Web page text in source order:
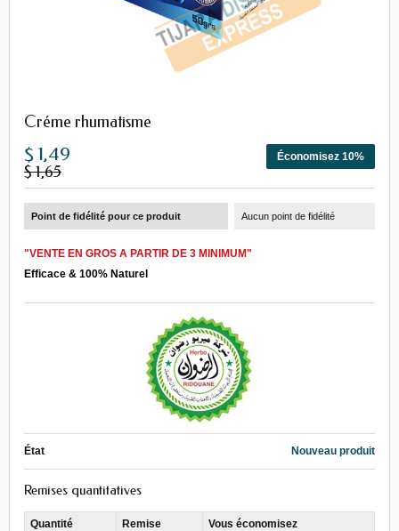
Créme rhumatisme
Économisez 10%
$ 1,49
$ 1,65
Point de fidélité pour ce produit Aucun point de fidélité
"VENTE EN GROS A PARTIR DE 3 MINIMUM"
Efficace & 100% Naturel
État Nouveau produit
Remises quantitatives
Quantité Remise
Vous économisez